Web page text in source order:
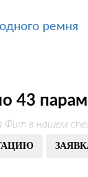
ремня
43
в нашем